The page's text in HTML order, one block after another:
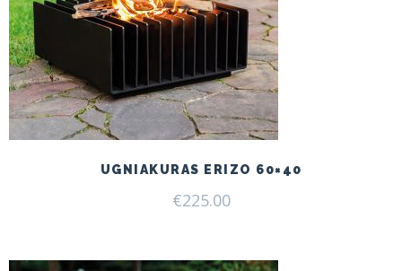
UGNIAKURAS ERIZO 60×40
€225.00